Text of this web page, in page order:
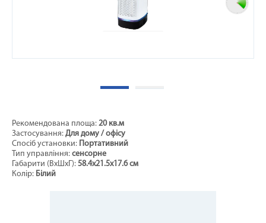
Рекомендована площа: 20 кв.м
Застосування: Для дому / офісу
Спосіб установки: Портативний
Тип управління: сенсорне
Габарити (ВхШхГ): 58.4х21.5х17.6 см
Колір: Білий